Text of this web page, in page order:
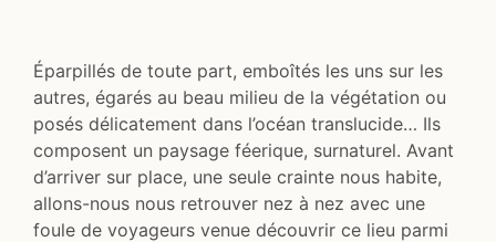
Éparpillés de toute part, emboîtés les uns sur les
autres, égarés au beau milieu de la végétation ou
posés délicatement dans l’océan translucide… Ils
composent un paysage féerique, surnaturel. Avant
d’arriver sur place, une seule crainte nous habite,
allons-nous nous retrouver nez à nez avec une
foule de voyageurs venue découvrir ce lieu parmi